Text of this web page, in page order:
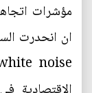
مؤشرات
ان انحدرت